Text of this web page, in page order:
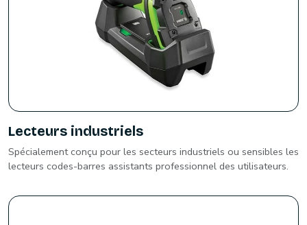
Lecteurs industriels
Spécialement conçu pour les secteurs industriels ou sensibles les
lecteurs codes-barres assistants professionnel des utilisateurs.